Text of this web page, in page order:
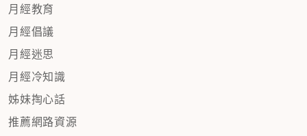
月經教育
月經倡議
月經迷思
月經冷知識
姊妹掏心話
推薦網路資源